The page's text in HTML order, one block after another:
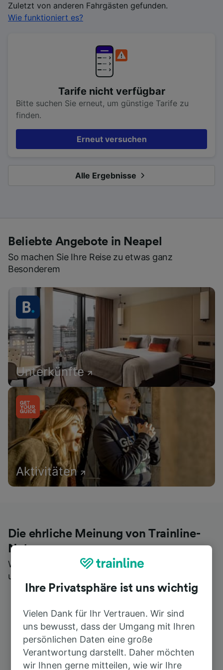
Zuletzt von anderen Fahrgästen gefunden.
Wie funktioniert es?
Tarife nicht verfügbar
Bitte suchen Sie erneut, um günstige Tarife zu
finden.
Erneut versuchen
Alle Ergebnisse
Beliebte Angebote in Neapel
So machen Sie Ihre Reise zu etwas ganz
Besonderem
Unterkünfte
Aktivitäten
Die ehrliche Meinung von Trainline-
Nutzern
Wer könnte Ihnen besseres Feedback geben als
unsere Kunden selbst?
Ihre Privatsphäre ist uns wichtig
Vielen Dank für Ihr Vertrauen. Wir sind
uns bewusst, dass der Umgang mit Ihren
persönlichen Daten eine große
Verantwortung darstellt. Daher möchten
wir Ihnen gerne mitteilen, wie wir Ihre